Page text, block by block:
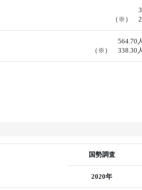
（※）
564.70
（※） 338.30
国勢調査
2020年